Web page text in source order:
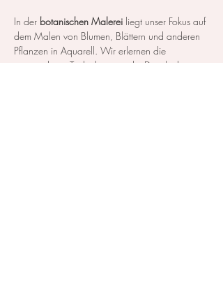
In der botanischen Malerei liegt unser Fokus auf
dem Malen von Blumen, Blättern und anderen
Pflanzen in Aquarell. Wir erlernen die
notwendigen Techniken, um die Details der